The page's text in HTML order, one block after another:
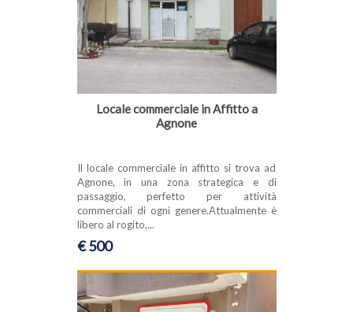
Locale commerciale in Affitto a
Agnone
Il locale commerciale in affitto si trova ad
Agnone, in una zona strategica e di
passaggio, perfetto per attività
commerciali di ogni genere.Attualmente è
libero al rogito,...
€ 500